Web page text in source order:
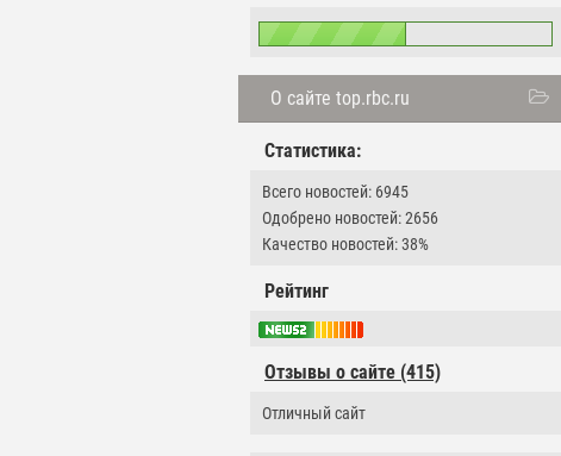
О сайте top.rbc.ru
Статистика:
Всего новостей: 6945
Одобрено новостей: 2656
Качество новостей: 38%
Рейтинг
Отзывы о сайте (415)
Отличный сайт